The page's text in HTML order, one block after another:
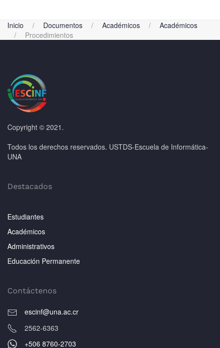
Inicio Documentos Académicos
Académicos
Procedimientos
Copyright © 2021.
Todos los derechos reservados. USTDS-Escuela de Informática-
UNA
Destacados
Estudiantes
Académicos
Administrativos
Educación Permanente
Contáctenos
escinf@una.ac.cr
2562-6363
+506 8760-2703